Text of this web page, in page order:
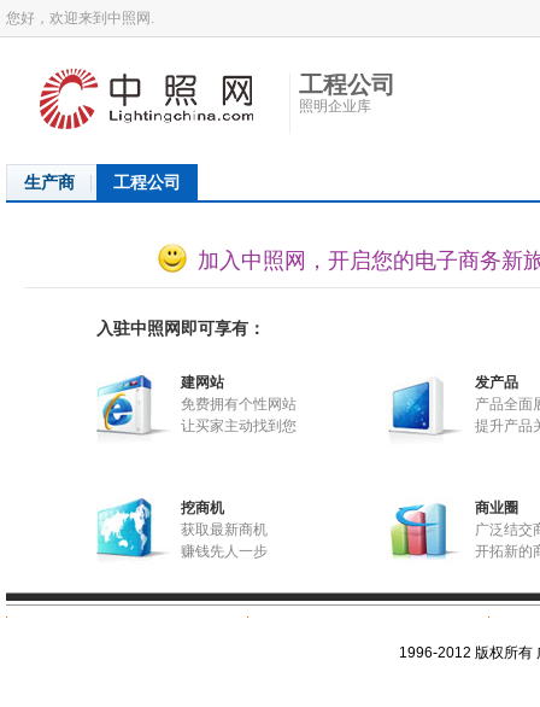
您好，欢迎来到中照网.
工程公司
照明企业库
生产商 工程公司
加入中照网，开启您的电子商务新
入驻中照网即可享有：
建网站
免费拥有个性网站
让买家主动找到您
发产品
产品全面
提升产品
挖商机
获取最新商机
赚钱先人一步
商业圈
广泛结交
开拓新的
1996-2012 版权所